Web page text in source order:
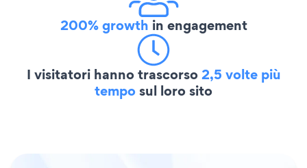
200% growth in engagement
I visitatori hanno trascorso2,5 volte più
temposul loro sito